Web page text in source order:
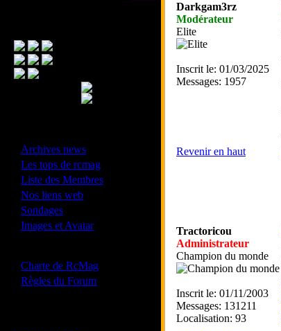
Archives news
Les tops de rcmag
Liste des Membres
Nos liens web
Sondages
Images et Avatar
Charte de RcMag
Règles du Forum
Darkgam3rz
Modérateur
Elite
Inscrit le: 01/03/2025
Messages: 1957
Revenir en haut
Tractoricou
Administrateur
Champion du monde
Inscrit le: 01/11/2003
Messages: 131211
Localisation: 93